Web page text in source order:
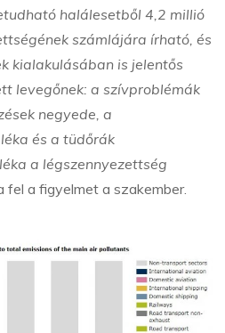
halálesetből 4,2 millió
számlájára írható, és
kialakulásában is jelentős
levegőnek: a szívproblémák
negyede, a
és a tüdőrák
a légszennyezettség
fel a figyelmet a szakember.